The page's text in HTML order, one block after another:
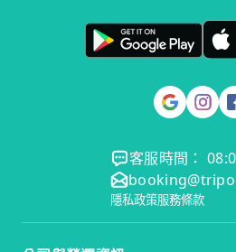
客服時間：
隱私政策服務條款